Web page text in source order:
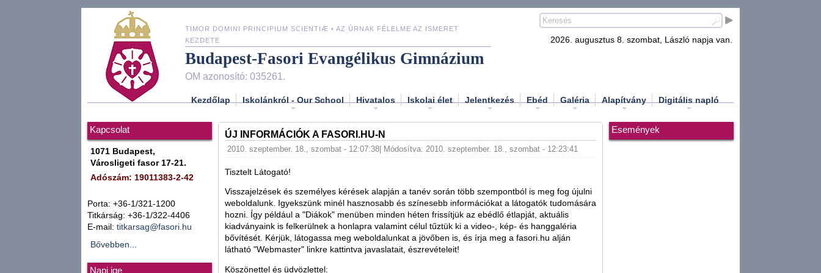
TIMOR DOMINI PRINCIPIUM SCIENTIÆ • AZ ÚRNAK FÉLELME AZ ISMERET
KEZDETE
Budapest-Fasori Evangélikus Gimnázium
OM azonosító: 035261.
2026. augusztus 8. szombat, László napja van.
Kezdőlap Iskolánkról - Our School Hivatalos Iskolai élet Jelentkezés Ebéd Galéria Alapítvány Digitális napló
Kapcsolat
1071 Budapest,
Városligeti fasor 17-21.
Adószám: 19011383-2-42
Porta: +36-1/321-1200
Titkárság: +36-1/322-4406
E-mail: titkarsag@fasori.hu
Bővebben...
Napi ige
ÚJ INFORMÁCIÓK A FASORI.HU-N
2010. szeptember. 18., szombat - 12:07:38 | Módosítva: 2010. szeptember. 18., szombat - 12:23:41
Tisztelt Látogató!
Visszajelzések és személyes kérések alapján a tanév során több szempontból is meg fog újulni
weboldalunk. Igyekszünk minél hasznosabb és színesebb információkat a látogatók tudomására
hozni. Így például a "Diákok" menüben minden héten frissítjük az ebédlő étlapját, aktuális
kiadványaink is felkerülnek a honlapra valamint célul tűztük ki a video-, kép- és hanggaléria
bővítését. Kérjük, látogassa meg weboldalunkat a jövőben is, és írja meg a fasori.hu alján
látható "Webmaster" linkre kattintva javaslatait, észrevételeit!
Köszönettel és üdvözlettel:
Események